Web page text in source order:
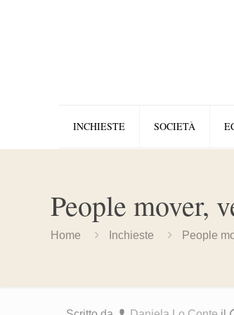
INCHIESTE SOCIETÀ
People mover,
Home Inchieste People